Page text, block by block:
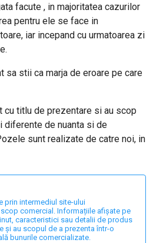
facute , in majoritatea cazurilor
pentru ele se face in
iar incepand cu urmatoarea zi
sa stii ca marja de eroare pe care
cu titlu de prezentare si au scop
diferente de nuanta si de
sunt realizate de catre noi, in
prin intermediul site-ului
comercial. Informațiile afișate pe
caracteristici sau detalii de produs
și au scopul de a prezenta într-o
bunurile comercializate.